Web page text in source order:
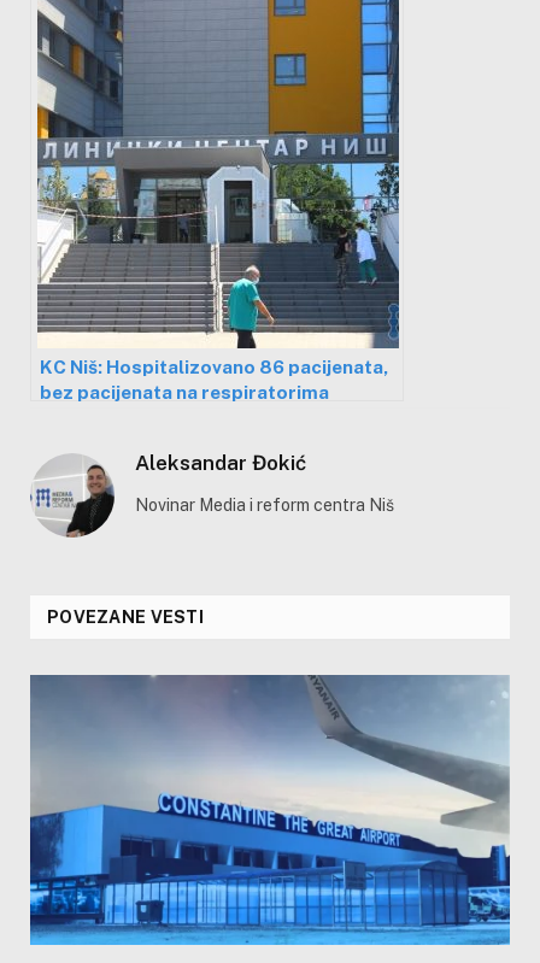
KC Niš: Hospitalizovano 86 pacijenata,
bez pacijenata na respiratorima
Aleksandar Đokić
Novinar Media i reform centra Niš
POVEZANE VESTI